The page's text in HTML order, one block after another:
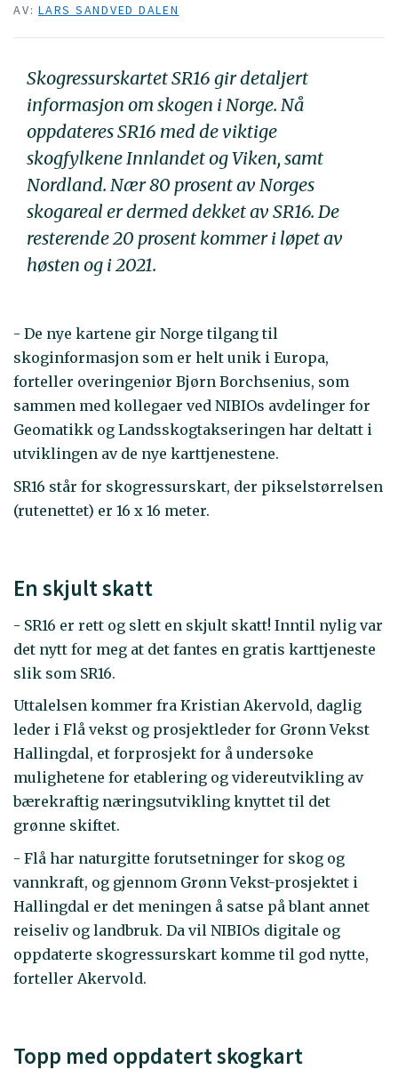
AV: LARS SANDVED DALEN
Skogressurskartet SR16 gir detaljert
informasjon om skogen i Norge. Nå
oppdateres SR16 med de viktige
skogfylkene Innlandet og Viken, samt
Nordland. Nær 80 prosent av Norges
skogareal er dermed dekket av SR16. De
resterende 20 prosent kommer i løpet av
høsten og i 2021.
- De nye kartene gir Norge tilgang til
skoginformasjon som er helt unik i Europa,
forteller overingeniør Bjørn Borchsenius, som
sammen med kollegaer ved NIBIOs avdelinger for
Geomatikk og Landsskogtakseringen har deltatt i
utviklingen av de nye karttjenestene.
SR16 står for skogressurskart, der pikselstørrelsen
(rutenettet) er 16 x 16 meter.
En skjult skatt
- SR16 er rett og slett en skjult skatt! Inntil nylig var
det nytt for meg at det fantes en gratis karttjeneste
slik som SR16.
Uttalelsen kommer fra Kristian Akervold, daglig
leder i Flå vekst og prosjektleder for Grønn Vekst
Hallingdal, et forprosjekt for å undersøke
mulighetene for etablering og videreutvikling av
bærekraftig næringsutvikling knyttet til det
grønne skiftet.
- Flå har naturgitte forutsetninger for skog og
vannkraft, og gjennom Grønn Vekst-prosjektet i
Hallingdal er det meningen å satse på blant annet
reiseliv og landbruk. Da vil NIBIOs digitale og
oppdaterte skogressurskart komme til god nytte,
forteller Akervold.
Topp med oppdatert skogkart